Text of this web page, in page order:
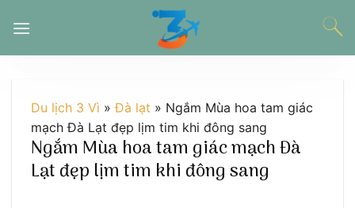
đến
Du lịch 3 Vì »Đà lạt » Ngắm Mùa hoa tam giác
mạch Đà Lạt đẹp lịm tim khi đông sang
Ngắm Mùa hoa tam giác mạch Đà
Lạt đẹp lịm tim khi đông sang